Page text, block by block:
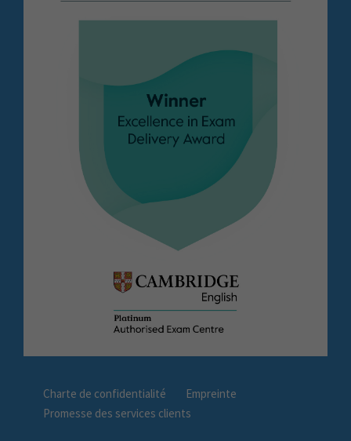
Charte de confidentialité
Empreinte
Promesse des services clients